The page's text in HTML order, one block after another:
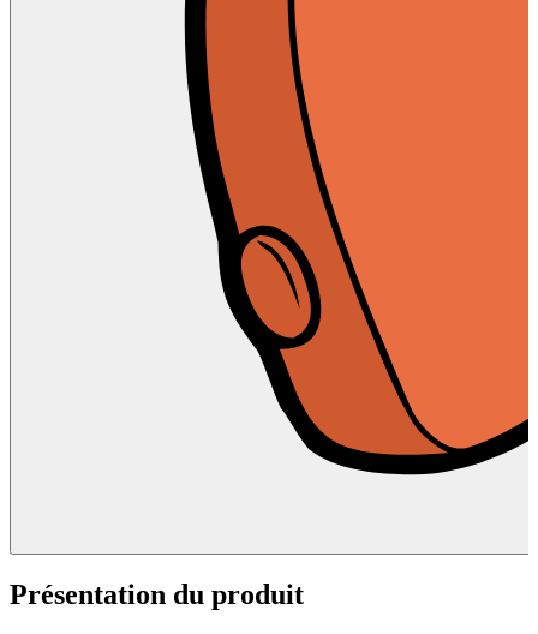
Présentation du produit